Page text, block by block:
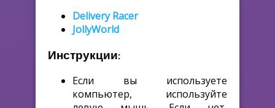
Delivery Racer
JollyWorld
Инструкции:
Если вы используете
компьютер, используйте